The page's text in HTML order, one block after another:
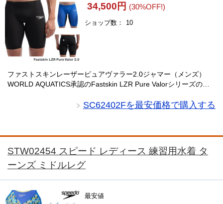
34,500円 (30%OFF!)
ショップ数 10
ファストスキンレーザーピュアヴァラー2.0ジャマー（メンズ）
WORLD AQUATICS承認のFastskin LZR Pure Valorシリーズの最
SC62402Fを最安価格で購入する
STW02454 スピード レディース 練習用水着 タ
ーンズ ミドルレグ
最安値